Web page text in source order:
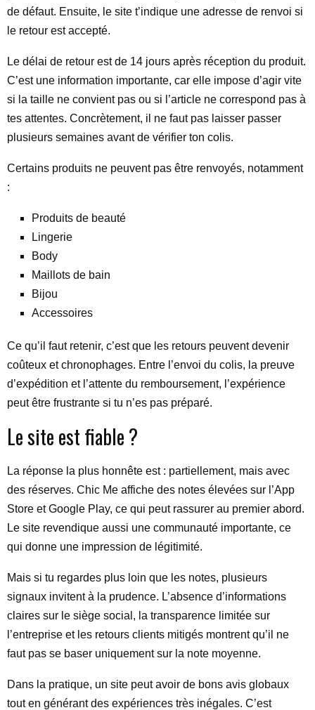
de défaut. Ensuite, le site t’indique une adresse de renvoi si
le retour est accepté.
Le délai de retour est de 14 jours après réception du produit.
C’est une information importante, car elle impose d’agir vite
si la taille ne convient pas ou si l’article ne correspond pas à
tes attentes. Concrètement, il ne faut pas laisser passer
plusieurs semaines avant de vérifier ton colis.
Certains produits ne peuvent pas être renvoyés, notamment
:
Produits de beauté
Lingerie
Body
Maillots de bain
Bijou
Accessoires
Ce qu’il faut retenir, c’est que les retours peuvent devenir
coûteux et chronophages. Entre l’envoi du colis, la preuve
d’expédition et l’attente du remboursement, l’expérience
peut être frustrante si tu n’es pas préparé.
Le site est fiable ?
La réponse la plus honnête est : partiellement, mais avec
des réserves. Chic Me affiche des notes élevées sur l’App
Store et Google Play, ce qui peut rassurer au premier abord.
Le site revendique aussi une communauté importante, ce
qui donne une impression de légitimité.
Mais si tu regardes plus loin que les notes, plusieurs
signaux invitent à la prudence. L’absence d’informations
claires sur le siège social, la transparence limitée sur
l’entreprise et les retours clients mitigés montrent qu’il ne
faut pas se baser uniquement sur la note moyenne.
Dans la pratique, un site peut avoir de bons avis globaux
tout en générant des expériences très inégales. C’est